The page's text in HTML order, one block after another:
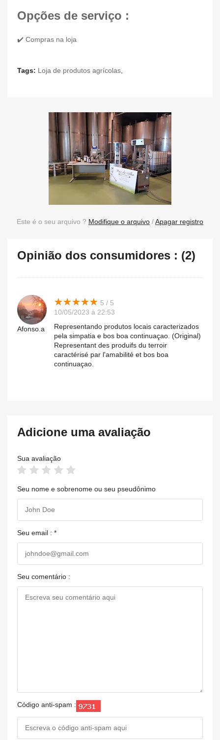
Opções de serviço :
✔️ Compras na loja
Tags: Loja de produtos agrícolas
Este é o seu arquivo ? Modifique o arquivo /Apagar registro
Opinião dos consumidores : (2)
Afonso.a
★★★★★
★★★★★ 5 / 5
10/05/2023 à 22:53
Representando produtos locais caracterizados
pela simpatia e bos boa continuaçao. (Original)
Representant des produifs du terroir
caractérisé par l'amabilité et bos boa
continuaçao.
Adicione uma avaliação
Sua avaliação
Seu nome e sobrenome ou seu pseudônimo
Seu email : *
Seu comentário :
Código anti-spam :